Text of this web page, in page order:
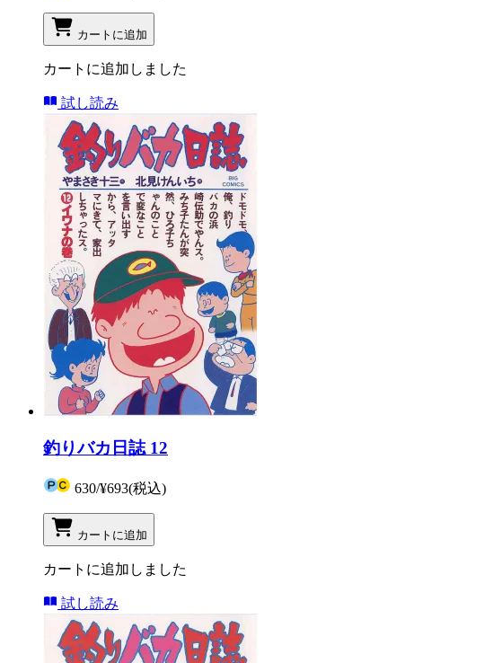
カートに追加
カートに追加しました
試し読み
釣りバカ日誌 12
630/¥693(税込)
カートに追加
カートに追加しました
試し読み